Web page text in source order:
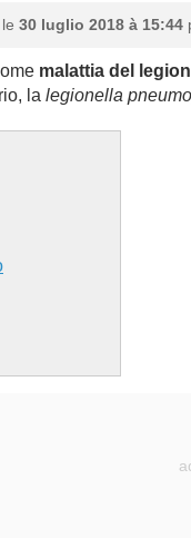
30 luglio 2018 à 15:44
malattia del
la legionella